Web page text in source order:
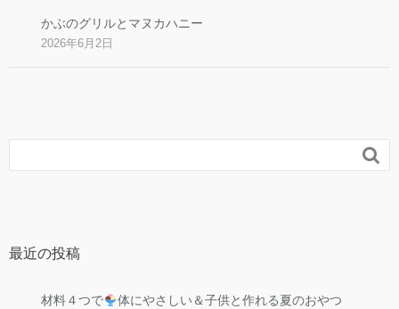
かぶのグリルとマヌカハニー
2026年6月2日

最近の投稿
材料４つで 体にやさしい＆子供と作れる夏のおやつ